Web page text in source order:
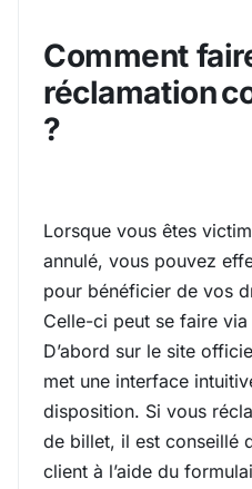
Comment
réclamation
?
Lorsque vous êtes
annulé, vous pouvez
pour bénéficier de vos
Celle-ci peut se faire
D’abord sur le site
met une interface
disposition. Si vous
de billet, il est conseillé
client à l’aide du